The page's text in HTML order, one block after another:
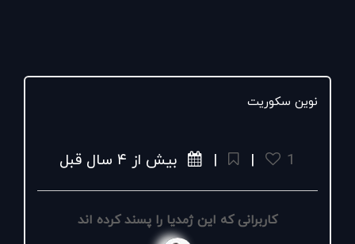
نوین سکوریت
1
|
| بیش از ۴ سال قبل
کاربرانی که این ژمدیا را پسند کرده اند